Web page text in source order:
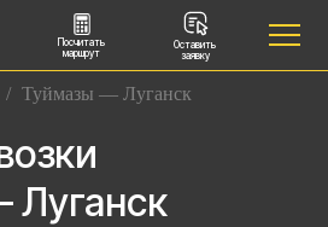
Посчитать
маршрут
Оставить
заявку
/ Туймазы — Луганск